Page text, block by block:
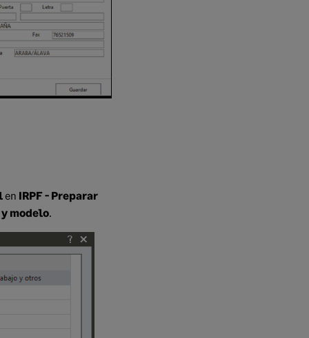
en IRPF - Preparar
modelo.